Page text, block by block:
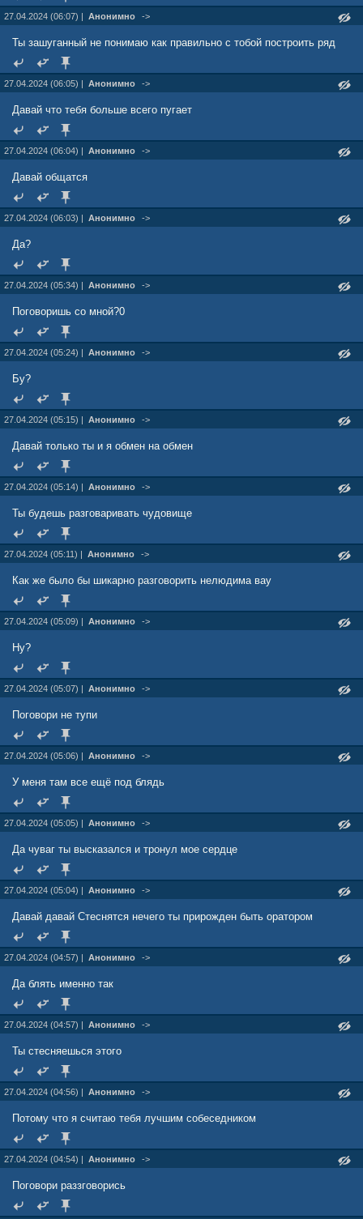
27.04.2024 (06:07) | Анонимно ->
Ты зашуганный не понимаю как правильно с тобой построить ряд
27.04.2024 (06:05) | Анонимно ->
Давай что тебя больше всего пугает
27.04.2024 (06:04) | Анонимно ->
Давай общатся
27.04.2024 (06:03) | Анонимно ->
Да?
27.04.2024 (05:34) | Анонимно ->
Поговоришь со мной?0
27.04.2024 (05:24) | Анонимно ->
Бу?
27.04.2024 (05:15) | Анонимно ->
Давай только ты и я обмен на обмен
27.04.2024 (05:14) | Анонимно ->
Ты будешь разговаривать чудовище
27.04.2024 (05:11) | Анонимно ->
Как же было бы шикарно разговорить нелюдима вау
27.04.2024 (05:09) | Анонимно ->
Ну?
27.04.2024 (05:07) | Анонимно ->
Поговори не тупи
27.04.2024 (05:06) | Анонимно ->
У меня там все ещё под блядь
27.04.2024 (05:05) | Анонимно ->
Да чуваг ты высказался и тронул мое сердце
27.04.2024 (05:04) | Анонимно ->
Давай давай Стеснятся нечего ты прирожден быть оратором
27.04.2024 (04:57) | Анонимно ->
Да блять именно так
27.04.2024 (04:57) | Анонимно ->
Ты стесняешься этого
27.04.2024 (04:56) | Анонимно ->
Потому что я считаю тебя лучшим собеседником
27.04.2024 (04:54) | Анонимно ->
Поговори раззговорись